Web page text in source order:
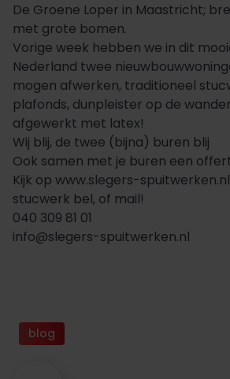
De Groene Loper in Maastricht;
met grote bomen.
Vorige week hebben we in dit
Nederland twee
mogen afwerken, traditioneel
plafonds, dunpleister op de
afgewerkt met latex!
Wij blij, de twee (bijna) buren blij
Ook samen met je buren een
Kijk op www.slegers-
stucwerk bel, of mail!
040 309 81 01
info@slegers-spuitwerken.nl
blog